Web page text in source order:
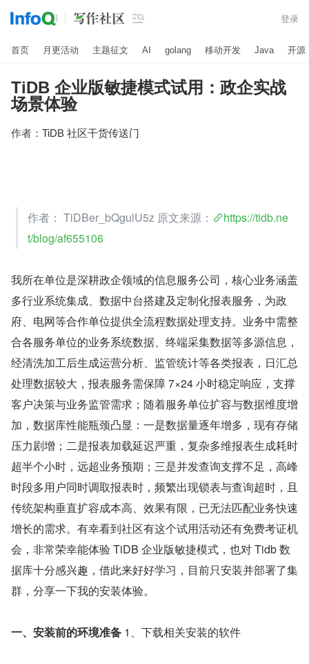
 登录
首页 月更活动 主题征文 AI golang 移动开发 Java 开源
TiDB 企业版敏捷模式试用：政企实战
场景体验
作者： TiDB 社区干货传送门
作者： TiDBer_bQgulU5z 原文来源：
https://tidb.ne
t/blog/af655106
我所在单位是深耕政企领域的信息服务公司，核心业务涵盖
多行业系统集成、数据中台搭建及定制化报表服务，为政
府、电网等合作单位提供全流程数据处理支持。业务中需整
合各服务单位的业务系统数据、终端采集数据等多源信息，
经清洗加工后生成运营分析、监管统计等各类报表，日汇总
处理数据较大，报表服务需保障 7×24 小时稳定响应，支撑
客户决策与业务监管需求；随着服务单位扩容与数据维度增
加，数据库性能瓶颈凸显：一是数据量逐年增多，现有存储
压力剧增；二是报表加载延迟严重，复杂多维报表生成耗时
超半个小时，远超业务预期；三是并发查询支撑不足，高峰
时段多用户同时调取报表时，频繁出现锁表与查询超时，且
传统架构垂直扩容成本高、效果有限，已无法匹配业务快速
增长的需求。有幸看到社区有这个试用活动还有免费考证机
会，非常荣幸能体验 TiDB 企业版敏捷模式，也对 Tidb 数
据库十分感兴趣，借此来好好学习，目前只安装并部署了集
群，分享一下我的安装体验。
一、安装前的环境准备 1、下载相关安装的软件